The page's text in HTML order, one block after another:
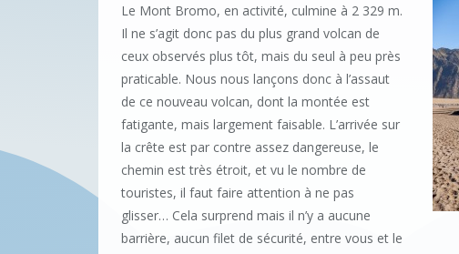
Le Mont Bromo, en activité, culmine à 2 329 m.
Il ne s’agit donc pas du plus grand volcan de
ceux observés plus tôt, mais du seul à peu près
praticable. Nous nous lançons donc à l’assaut
de ce nouveau volcan, dont la montée est
fatigante, mais largement faisable. L’arrivée sur
la crête est par contre assez dangereuse, le
chemin est très étroit, et vu le nombre de
touristes, il faut faire attention à ne pas
glisser… Cela surprend mais il n’y a aucune
barrière, aucun filet de sécurité, entre vous et le